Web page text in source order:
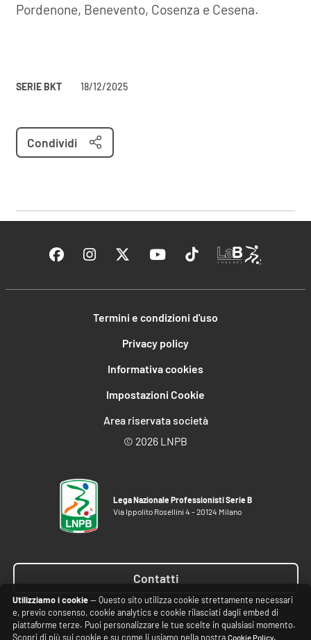
Pordenone, Benevento, Cosenza e Cesena.
SERIE BKT 18/12/2025
Condividi
Termini e condizioni d'uso
Privacy policy
Informativa cookies
Impostazioni Cookie
Area riservata società
© 2026 LNPB
Lega Nazionale Professionisti Serie B
Via Ippolito Rosellini 4 - 20124 Milano
Contatti
Utilizziamo i cookie— Questo sito utilizza cookie strettamente necessari
e, previo consenso, cookie analytics e cookie rilasciati dagli embed di
piattaforme terze. Puoi personalizzare le tue scelte in qualsiasi momento.
Scopri di più sui cookie e su come li usiamo nella nostra Cookie Policy.